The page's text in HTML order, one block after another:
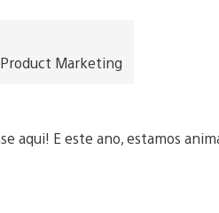
Marketing
aqui! E este ano, estamos